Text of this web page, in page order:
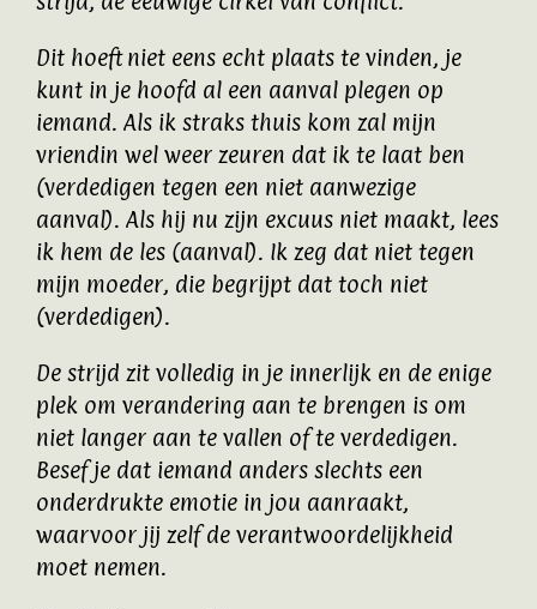
Dit hoeft niet eens echt plaats te vinden, je
kunt in je hoofd al een aanval plegen op
iemand. Als ik straks thuis kom zal mijn
vriendin wel weer zeuren dat ik te laat ben
(verdedigen tegen een niet aanwezige
aanval). Als hij nu zijn excuus niet maakt, lees
ik hem de les (aanval). Ik zeg dat niet tegen
mijn moeder, die begrijpt dat toch niet
(verdedigen).
De strijd zit volledig in je innerlijk en de enige
plek om verandering aan te brengen is om
niet langer aan te vallen of te verdedigen.
Besef je dat iemand anders slechts een
onderdrukte emotie in jou aanraakt,
waarvoor jij zelf de verantwoordelijkheid
moet nemen.